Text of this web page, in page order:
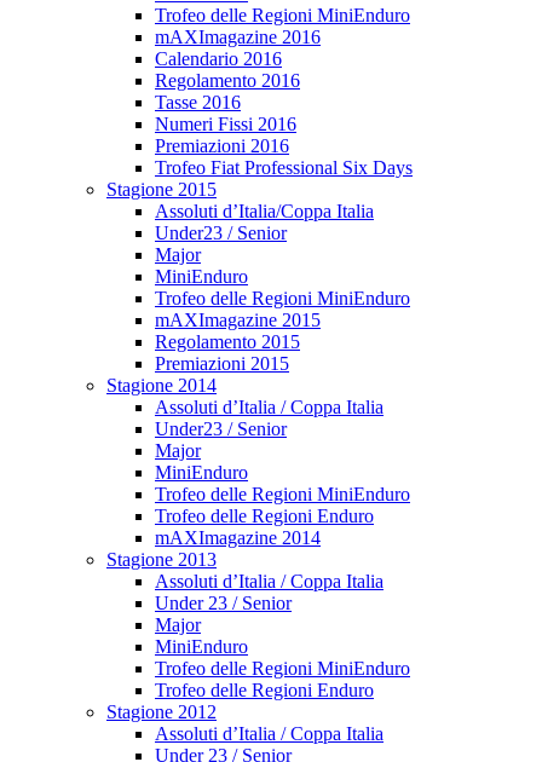
Trofeo delle Regioni MiniEnduro
mAXImagazine 2016
Calendario 2016
Regolamento 2016
Tasse 2016
Numeri Fissi 2016
Premiazioni 2016
Trofeo Fiat Professional Six Days
Stagione 2015
Assoluti d’Italia/Coppa Italia
Under23 / Senior
Major
MiniEnduro
Trofeo delle Regioni MiniEnduro
mAXImagazine 2015
Regolamento 2015
Premiazioni 2015
Stagione 2014
Assoluti d’Italia / Coppa Italia
Under23 / Senior
Major
MiniEnduro
Trofeo delle Regioni MiniEnduro
Trofeo delle Regioni Enduro
mAXImagazine 2014
Stagione 2013
Assoluti d’Italia / Coppa Italia
Under 23 / Senior
Major
MiniEnduro
Trofeo delle Regioni MiniEnduro
Trofeo delle Regioni Enduro
Stagione 2012
Assoluti d’Italia / Coppa Italia
Under 23 / Senior